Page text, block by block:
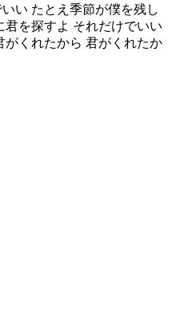
い たとえ季節が僕を残し
を探すよ それだけでいい
がくれたから 君がくれたか